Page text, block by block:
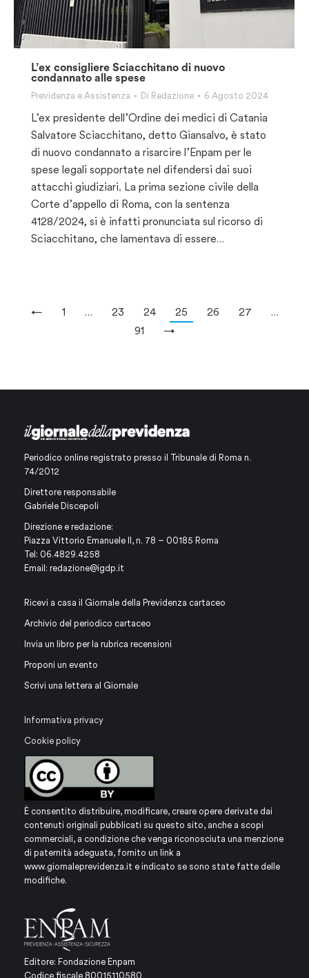
L’ex consigliere Sciacchitano di nuovo
condannato alle spese
Previdenza e Assistenza Di Redazione 6 Agosto 2024
L’ex presidente dell’Ordine dei medici di Catania
Salvatore Sciacchitano, detto Giansalvo, è stato
di nuovo condannato a risarcire l’Enpam per le
spese legali sopportate nel difendersi dai suoi
attacchi giudiziari. La prima sezione civile della
Corte d’appello di Roma, con la sentenza
4128/2024, si è infatti pronunciata sul ricorso di
Sciacchitano, che lamentava di essere…
← 1 … 23 24 25 26 27
…
91
→
Periodico online registrato presso il Tribunale di Roma n.
74/2012
Direttore responsabile
Gabriele Discepoli
Direzione e redazione:
Piazza Vittorio Emanuele II, n. 78 – 00185 Roma
Tel: 06.4829.4258
Email: redazione@igdp.it
Ricevi a casa il Giornale della Previdenza cartaceo
Archivio del periodico cartaceo
Invia un libro per la rubrica recensioni
Proponi un evento
Scrivi una lettera al Giornale
Informativa privacy
Cookie policy
È consentito distribuire, modificare, creare opere derivate dai
contenuti originali pubblicati su questo sito, anche a scopi
commerciali, a condizione che venga riconosciuta una menzione
di paternità adeguata, fornito un link a
www.giornaleprevidenza.it e indicato se sono state fatte delle
modifiche.
Editore: Fondazione Enpam
Codice fiscale 80015110580